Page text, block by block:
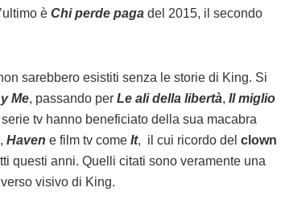
è Chi perde paga del 2015, il secondo
sarebbero esistiti senza le storie di King. Si
Me, passando per Le ali della libertà, Il miglio
tv hanno beneficiato della sua macabra
, Haven e film tv come It, il cui ricordo del clown
questi anni. Quelli citati sono veramente una
visivo di King.